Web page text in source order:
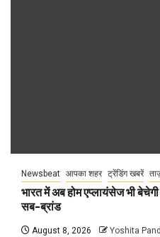
Newsbeat आपका शहर ट्रेंडिंग खबरें
भारत में अब होम एप्लायंसेज भी
सब-ब्रांड
August 8, 2026 Yoshita